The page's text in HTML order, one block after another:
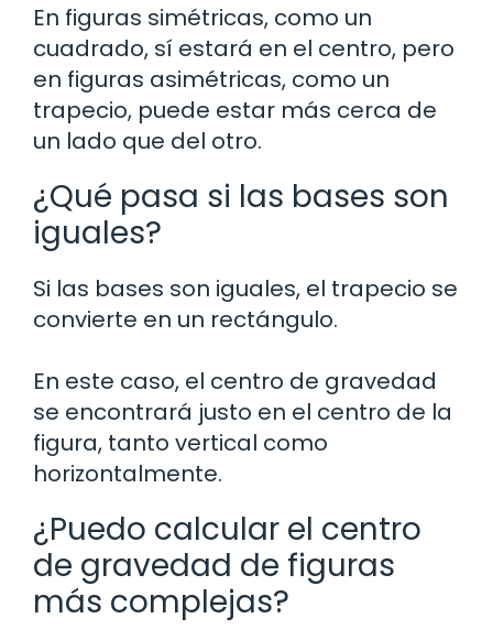
En figuras simétricas, como un
cuadrado, sí estará en el centro, pero
en figuras asimétricas, como un
trapecio, puede estar más cerca de
un lado que del otro.
¿Qué pasa si las bases son
iguales?
Si las bases son iguales, el trapecio se
convierte en un rectángulo.
En este caso, el centro de gravedad
se encontrará justo en el centro de la
figura, tanto vertical como
horizontalmente.
¿Puedo calcular el centro
de gravedad de figuras
más complejas?